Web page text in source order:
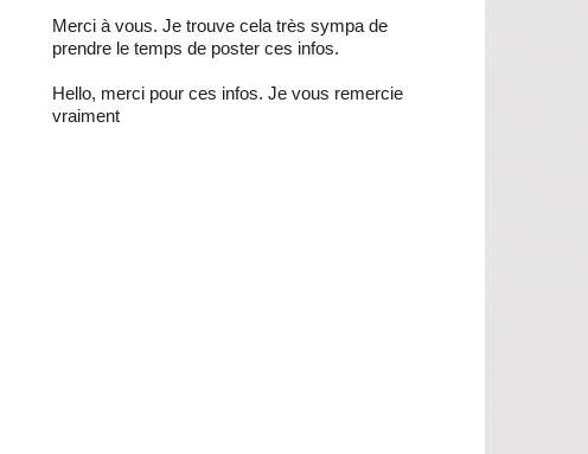
Merci à vous. Je trouve cela très sympa de
prendre le temps de poster ces infos.
Hello, merci pour ces infos. Je vous remercie
vraiment